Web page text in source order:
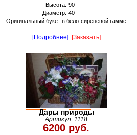
Высота: 90
Диаметр: 40
Оригинальный букет в бело-сиреневой гамме
[Подробнее] [Заказать]
Дары природы
Артикул: 1118
6200 руб.